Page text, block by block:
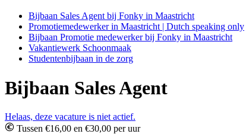
Bijbaan Sales Agent bij Fonky in Maastricht
Promotiemedewerker in Maastricht | Dutch speaking only
Bijbaan Promotie medewerker bij Fonky in Maastricht
Vakantiewerk Schoonmaak
Studentenbijbaan in de zorg
Bijbaan Sales Agent
Helaas, deze vacature is niet actief.
Tussen €16,00 en €30,00 per uur